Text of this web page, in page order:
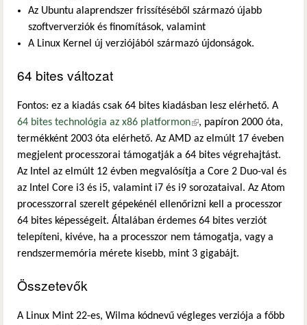
Az Ubuntu alaprendszer frissítéséből származó újabb
szoftververziók és finomítások, valamint
A Linux Kernel új verziójából származó újdonságok.
64 bites változat
Fontos: ez a kiadás csak 64 bites kiadásban lesz elérhető. A
64 bites technológia az x86 platformon(külső hivatkozás)
, papíron 2000 óta,
termékként 2003 óta elérhető. Az AMD az elmúlt 17 éveben
megjelent processzorai támogatják a 64 bites végrehajtást.
Az Intel az elmúlt 12 évben megvalósítja a Core 2 Duo-val és
az Intel Core i3 és i5, valamint i7 és i9 sorozataival. Az Atom
processzorral szerelt gépekénél ellenőrizni kell a processzor
64 bites képességeit. Általában érdemes 64 bites verziót
telepíteni, kivéve, ha a processzor nem támogatja, vagy a
rendszermemória mérete kisebb, mint 3 gigabájt.
Összetevők
A Linux Mint 22-es, Wilma kódnevű végleges verziója a főbb